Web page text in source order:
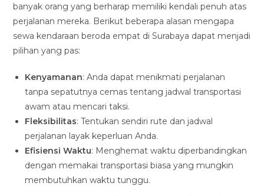
banyak orang yang berharap memiliki kendali penuh atas
perjalanan mereka. Berikut beberapa alasan mengapa
sewa kendaraan beroda empat di Surabaya dapat menjadi
pilihan yang pas:
Kenyamanan: Anda dapat menikmati perjalanan
tanpa sepatutnya cemas tentang jadwal transportasi
awam atau mencari taksi.
Fleksibilitas: Tentukan sendiri rute dan jadwal
perjalanan layak keperluan Anda.
Efisiensi Waktu: Menghemat waktu diperbandingkan
dengan memakai transportasi biasa yang mungkin
membutuhkan waktu tunggu.